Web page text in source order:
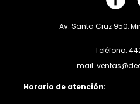
Av. Santa Cruz 950,
Teléfono:
mail:
Horario de atención: